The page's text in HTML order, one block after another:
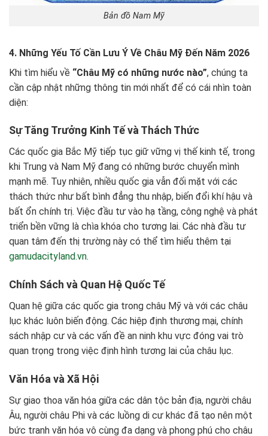
Bản đồ Nam Mỹ
4. Những Yếu Tố Cần Lưu Ý Về Châu Mỹ Đến Năm 2026
Khi tìm hiểu về “Châu Mỹ có những nước nào”, chúng ta
cần cập nhật những thông tin mới nhất để có cái nhìn toàn
diện:
Sự Tăng Trưởng Kinh Tế và Thách Thức
Các quốc gia Bắc Mỹ tiếp tục giữ vững vị thế kinh tế, trong
khi Trung và Nam Mỹ đang có những bước chuyển mình
mạnh mẽ. Tuy nhiên, nhiều quốc gia vẫn đối mặt với các
thách thức như bất bình đẳng thu nhập, biến đổi khí hậu và
bất ổn chính trị. Việc đầu tư vào hạ tầng, công nghệ và phát
triển bền vững là chìa khóa cho tương lai. Các nhà đầu tư
quan tâm đến thị trường này có thể tìm hiểu thêm tại
gamudacityland.vn.
Chính Sách và Quan Hệ Quốc Tế
Quan hệ giữa các quốc gia trong châu Mỹ và với các châu
lục khác luôn biến động. Các hiệp định thương mại, chính
sách nhập cư và các vấn đề an ninh khu vực đóng vai trò
quan trọng trong việc định hình tương lai của châu lục.
Văn Hóa và Xã Hội
Sự giao thoa văn hóa giữa các dân tộc bản địa, người châu
Âu, người châu Phi và các luồng di cư khác đã tạo nên một
bức tranh văn hóa vô cùng đa dạng và phong phú cho châu